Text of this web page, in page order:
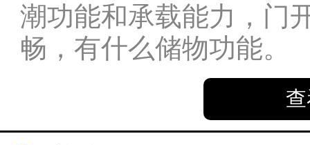
潮功能和承载能力，门
畅，有什么储物功能。